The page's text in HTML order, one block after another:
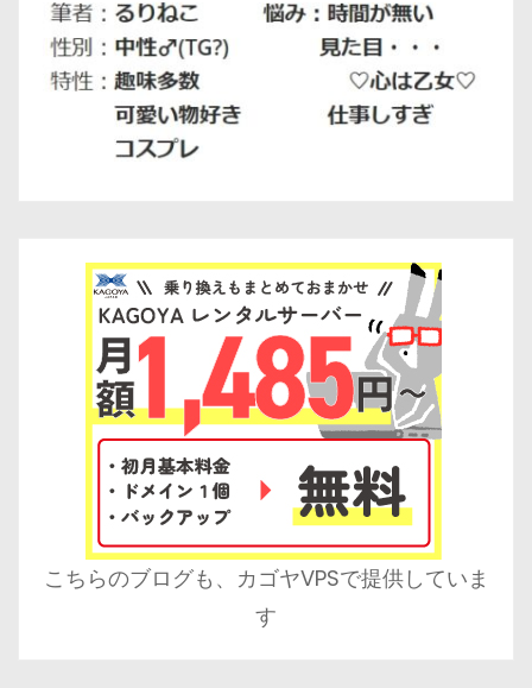
こちらのブログも、カゴヤVPSで提供していま
す